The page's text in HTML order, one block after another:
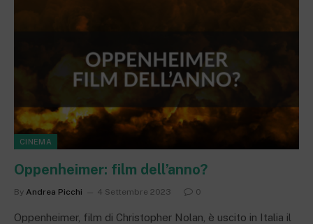
CINEMA
Oppenheimer: film dell’anno?
By Andrea Picchi 4 Settembre 2023 0
Oppenheimer, film di Christopher Nolan, è uscito in Italia il